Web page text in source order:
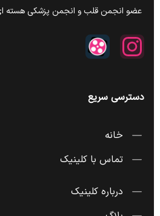
عضو انجمن قلب و انجمن پزشکی هسته
دسترسی سریع
خانه
تماس با کلینیک
درباره کلینیک